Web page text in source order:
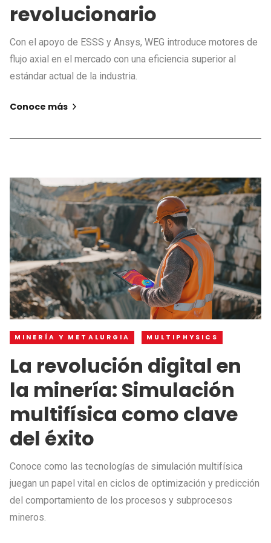
revolucionario
Con el apoyo de ESSS y Ansys, WEG introduce motores de
flujo axial en el mercado con una eficiencia superior al
estándar actual de la industria.
Conoce más
MINERÍA Y METALURGIA MULTIPHYSICS
La revolución digital en
la minería: Simulación
multifísica como clave
del éxito
Conoce como las tecnologías de simulación multifísica
juegan un papel vital en ciclos de optimización y predicción
del comportamiento de los procesos y subprocesos
mineros.